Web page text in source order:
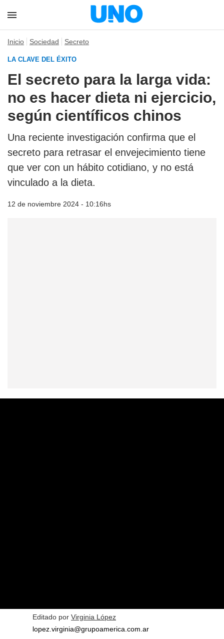
Inicio Sociedad Secreto
LA CLAVE DEL ÉXITO
El secreto para la larga vida:
no es hacer dieta ni ejercicio,
según científicos chinos
Una reciente investigación confirma que el
secreto para retrasar el envejecimiento tiene
que ver con un hábito cotidiano, y no está
vinculado a la dieta.
12 de noviembre 2024 - 10:16hs
Editado por Virginia López
lopez.virginia@grupoamerica.com.ar